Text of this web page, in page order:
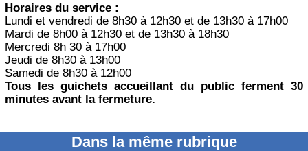
Horaires du service :
Lundi et vendredi de 8h30 à 12h30 et de 13h30 à 17h00
Mardi de 8h00 à 12h30 et de 13h30 à 18h30
Mercredi 8h 30 à 17h00
Jeudi de 8h30 à 13h00
Samedi de 8h30 à 12h00
Tous les guichets accueillant du public ferment 30
minutes avant la fermeture.
Dans la même rubrique